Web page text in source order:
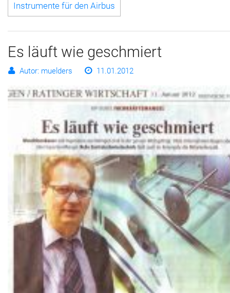
Instrumente für den Airbus
Es läuft wie geschmiert
Autor: muelders 11.01.2012